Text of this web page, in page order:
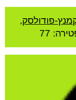
פודולסק,
77